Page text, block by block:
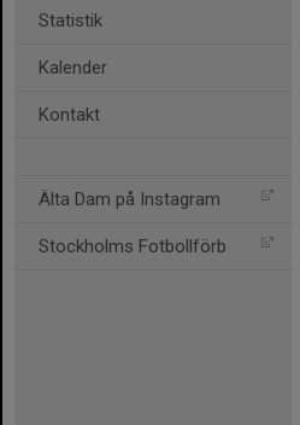
Statistik
Kalender
Kontakt
Älta Dam på Instagram
Stockholms Fotbollförb